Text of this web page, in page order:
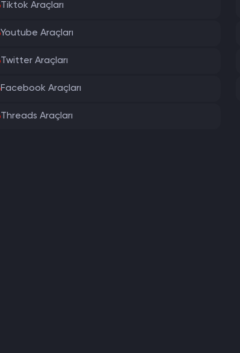
Tiktok Araçları
Youtube Araçları
Twitter Araçları
Facebook Araçları
Threads Araçları